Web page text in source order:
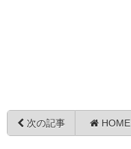
次の記事 HOME